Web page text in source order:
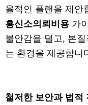
율적인 플랜을 제안
흥신소의뢰비용 가
불안감을 덜고, 본
는 환경을 제공합니
철저한 보안과 법적